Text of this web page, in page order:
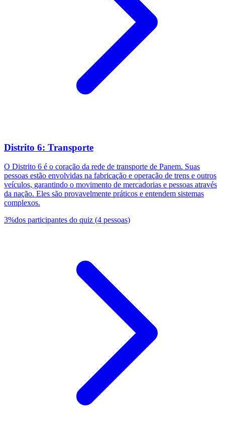
Distrito 6: Transporte
O Distrito 6 é o coração da rede de transporte de Panem. Suas
pessoas estão envolvidas na fabricação e operação de trens e outros
veículos, garantindo o movimento de mercadorias e pessoas através
da nação. Eles são provavelmente práticos e entendem sistemas
complexos.
3%dos participantes do quiz (4 pessoas)